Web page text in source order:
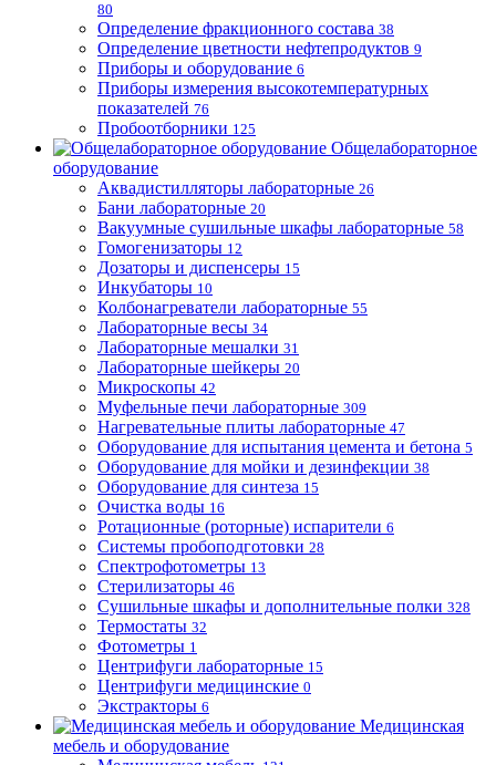
80
Определение фракционного состава 38
Определение цветности нефтепродуктов 9
Приборы и оборудование 6
Приборы измерения высокотемпературных
показателей 76
Пробоотборники 125
Общелабораторное
оборудование
Аквадистилляторы лабораторные 26
Бани лабораторные 20
Вакуумные сушильные шкафы лабораторные 58
Гомогенизаторы 12
Дозаторы и диспенсеры 15
Инкубаторы 10
Колбонагреватели лабораторные 55
Лабораторные весы 34
Лабораторные мешалки 31
Лабораторные шейкеры 20
Микроскопы 42
Муфельные печи лабораторные 309
Нагревательные плиты лабораторные 47
Оборудование для испытания цемента и бетона 5
Оборудование для мойки и дезинфекции 38
Оборудование для синтеза 15
Очистка воды 16
Ротационные (роторные) испарители 6
Системы пробоподготовки 28
Спектрофотометры 13
Стерилизаторы 46
Сушильные шкафы и дополнительные полки 328
Термостаты 32
Фотометры 1
Центрифуги лабораторные 15
Центрифуги медицинские 0
Экстракторы 6
Медицинская
мебель и оборудование